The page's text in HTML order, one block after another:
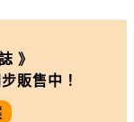
》
販售中！